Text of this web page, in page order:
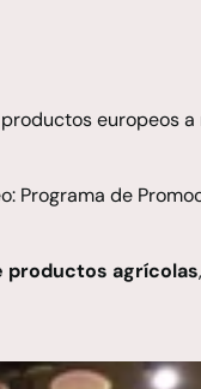
europeos
Programa de
productos agrícolas